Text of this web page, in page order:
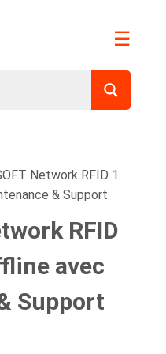
☰
Network RFID 1
& Support
RFID
avec
Support